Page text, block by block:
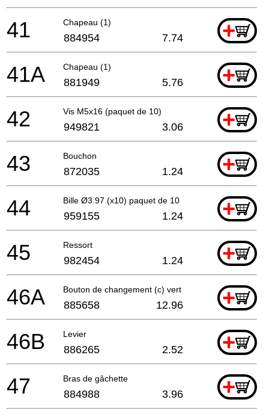
Chapeau (1) +
41 884954 7.74
Chapeau (1) +
41A 881949 5.76
Vis M5x16 (paquet de 10) +
42 949821 3.06
Bouchon +
43 872035 1.24
Bille Ø3.97 (x10) paquet de 10 +
44 959155 1.24
Ressort +
45 982454 1.24
Bouton de changement (c) vert +
46A 885658 12.96
Levier +
46B 886265 2.52
Bras de gâchette +
47 884988 3.96